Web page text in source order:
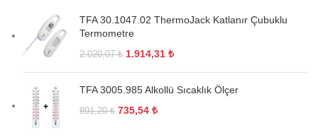
TFA 30.1047.02 ThermoJack Katlanır Çubuklu
Termometre
2.020,07₺ 1.914,31 ₺
TFA 3005.985 Alkollü Sıcaklık Ölçer
891,20₺ 735,54 ₺